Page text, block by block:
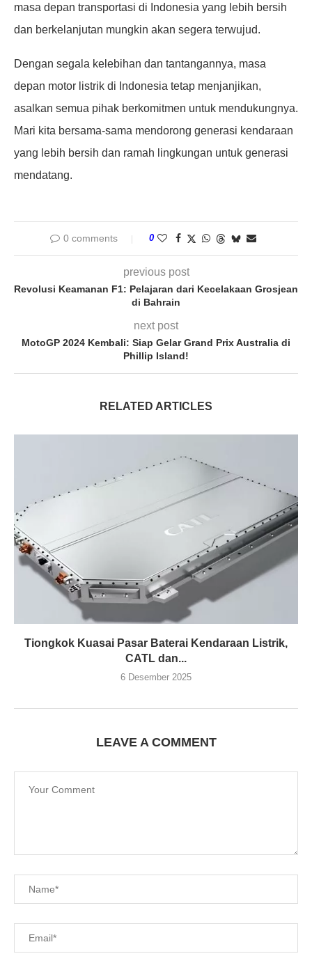
masa depan transportasi di Indonesia yang lebih bersih
dan berkelanjutan mungkin akan segera terwujud.
Dengan segala kelebihan dan tantangannya, masa
depan motor listrik di Indonesia tetap menjanjikan,
asalkan semua pihak berkomitmen untuk mendukungnya.
Mari kita bersama-sama mendorong generasi kendaraan
yang lebih bersih dan ramah lingkungan untuk generasi
mendatang.
0 comments 0
previous post
Revolusi Keamanan F1: Pelajaran dari Kecelakaan Grosjean
di Bahrain
next post
MotoGP 2024 Kembali: Siap Gelar Grand Prix Australia di
Phillip Island!
RELATED ARTICLES
Tiongkok Kuasai Pasar Baterai Kendaraan Listrik,
CATL dan...
6 Desember 2025
LEAVE A COMMENT